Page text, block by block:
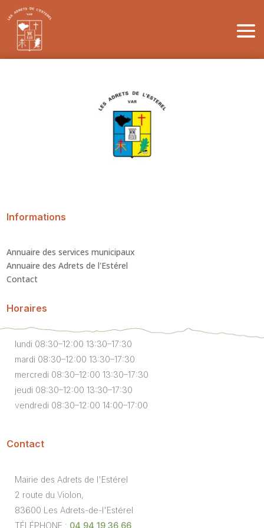
Informations
Annuaire des services municipaux
Annuaire des Adrets de l'Estérel
Contact
Horaires
lundi 08:30–12:00 13:30–17:30
mardi 08:30–12:00 13:30–17:30
mercredi 08:30–12:00 13:30–17:30
jeudi 08:30–12:00 13:30–17:30
vendredi 08:30–12:00 14:00–17:00
Contact
Mairie des Adrets de l'Estérel
2 route du Violon,
83600 Les Adrets-de-l'Estérel
TÉLÉPHONE : 04 94 19 36 66